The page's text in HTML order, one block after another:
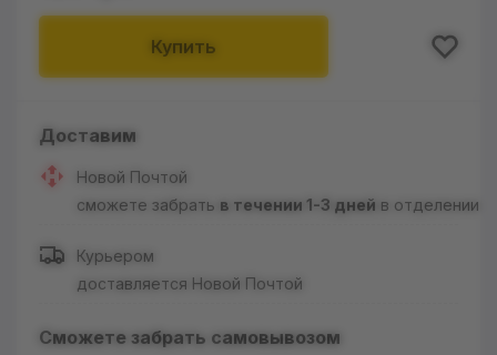
Купить
Доставим
Новой Почтой
сможете забрать в течении 1-3 дней в отделении
Курьером
доставляется Новой Почтой
Сможете забрать самовывозом